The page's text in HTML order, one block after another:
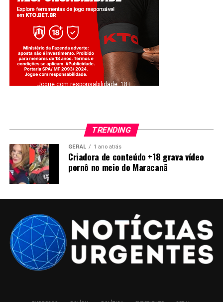
Jogue com responsabilidade. 18+
TRENDING
GERAL 1 ano atrás
Criadora de conteúdo +18 grava vídeo
pornô no meio do Maracanã